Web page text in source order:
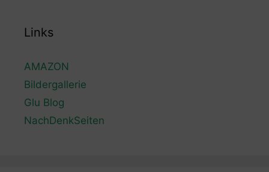
Links
AMAZON
Bildergallerie
Glu Blog
NachDenkSeiten